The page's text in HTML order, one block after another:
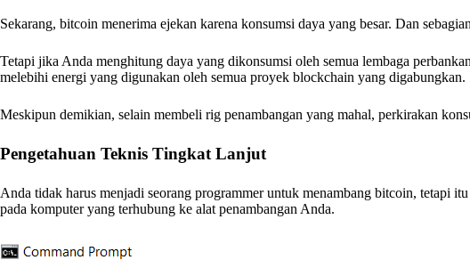
Sekarang, bitcoin menerima ejekan karena konsumsi daya yang besar. Dan
Tetapi jika Anda menghitung daya yang dikonsumsi oleh semua lembaga
melebihi energi yang digunakan oleh semua proyek blockchain yang digabungkan.
Meskipun demikian, selain membeli rig penambangan yang mahal, perkirakan
Pengetahuan Teknis Tingkat Lanjut
Anda tidak harus menjadi seorang programmer untuk menambang bitcoin, tetapi
pada komputer yang terhubung ke alat penambangan Anda.